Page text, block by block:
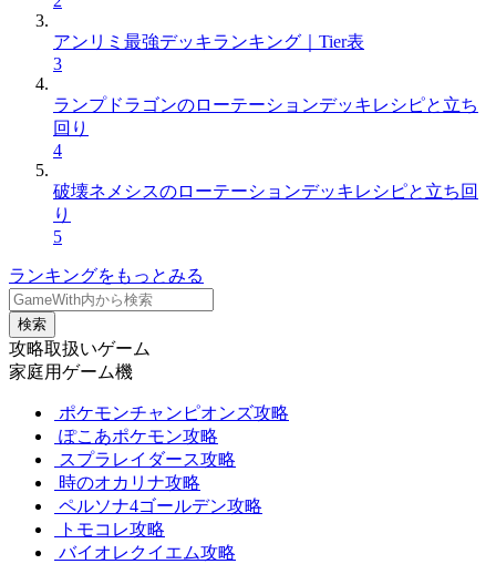
アンリミ最強デッキランキング｜Tier表
3
ランプドラゴンのローテーションデッキレシピと立ち
回り
4
破壊ネメシスのローテーションデッキレシピと立ち回
り
5
ランキングをもっとみる
検索
攻略取扱いゲーム
家庭用ゲーム機
ポケモンチャンピオンズ攻略
ぽこあポケモン攻略
スプラレイダース攻略
時のオカリナ攻略
ペルソナ4ゴールデン攻略
トモコレ攻略
バイオレクイエム攻略